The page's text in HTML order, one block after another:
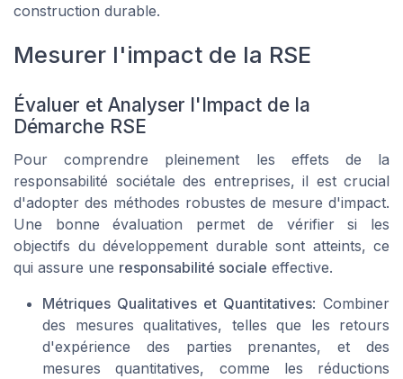
construction durable.
Mesurer l'impact de la RSE
Évaluer et Analyser l'Impact de la
Démarche RSE
Pour comprendre pleinement les effets de la
responsabilité sociétale des entreprises, il est crucial
d'adopter des méthodes robustes de mesure d'impact.
Une bonne évaluation permet de vérifier si les
objectifs du développement durable sont atteints, ce
qui assure une responsabilité sociale effective.
Métriques Qualitatives et Quantitatives: Combiner
des mesures qualitatives, telles que les retours
d'expérience des parties prenantes, et des
mesures quantitatives, comme les réductions